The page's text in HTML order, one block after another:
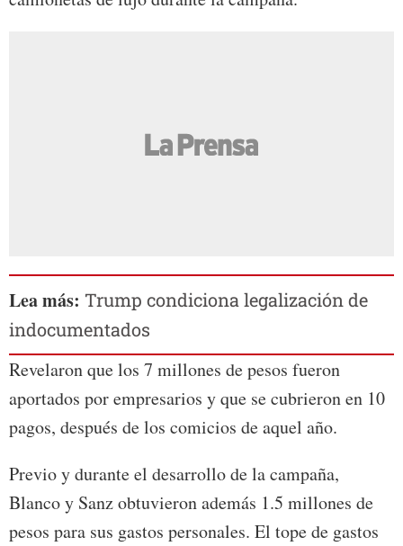
Lea más: Trump condiciona legalización de
indocumentados
Revelaron que los 7 millones de pesos fueron
aportados por empresarios y que se cubrieron en 10
pagos, después de los comicios de aquel año.
Previo y durante el desarrollo de la campaña,
Blanco y Sanz obtuvieron además 1.5 millones de
pesos para sus gastos personales. El tope de gastos